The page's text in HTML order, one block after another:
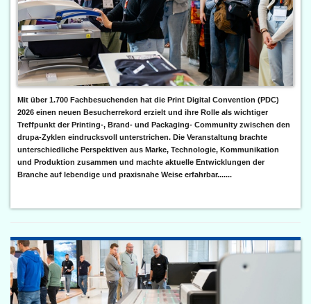
Mit über 1.700 Fachbesuchenden hat die Print Digital Convention (PDC)
2026 einen neuen Besucherrekord erzielt und ihre Rolle als wichtiger
Treffpunkt der Printing-, Brand- und Packaging- Community zwischen den
drupa-Zyklen eindrucksvoll unterstrichen. Die Veranstaltung brachte
unterschiedliche Perspektiven aus Marke, Technologie, Kommunikation
und Produktion zusammen und machte aktuelle Entwicklungen der
Branche auf lebendige und praxisnahe Weise erfahrbar.......